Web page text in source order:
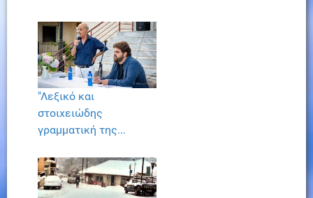
"Λεξικό και
στοιχειώδης
γραμματική της...